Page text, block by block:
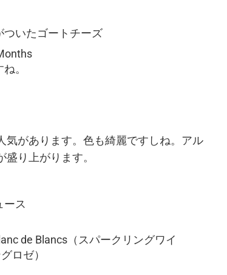
ついたゴートチーズ
。
があります。色も綺麗ですしね。アル
り上がります。
ース
de Blancs（スパークリングワイ
ロゼ）